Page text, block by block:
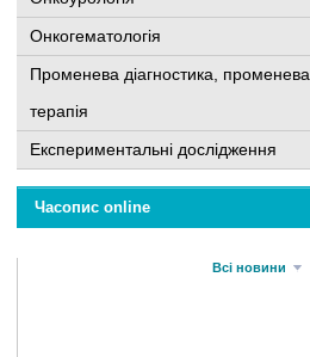
Онкогематологія
Променева діагностика, променева
терапія
Експериментальні дослідження
Часопис online
Всі новини